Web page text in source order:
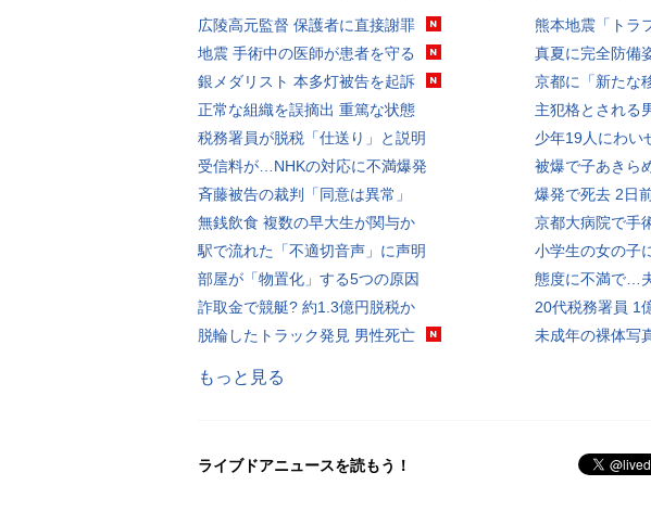
広陵高元監督 保護者に直接謝罪
地震 手術中の医師が患者を守る
銀メダリスト 本多灯被告を起訴
正常な組織を誤摘出 重篤な状態
税務署員が脱税「仕送り」と説明
受信料が…NHKの対応に不満爆発
斉藤被告の裁判「同意は異常」
無銭飲食 複数の早大生が関与か
駅で流れた「不適切音声」に声明
部屋が「物置化」する5つの原因
詐取金で競艇? 約1.3億円脱税か
脱輪したトラック発見 男性死亡
熊本地震「トラ
真夏に完全防備
京都に「新たな
主犯格とされる
少年19人にわい
被爆で子あきら
爆発で死去 2日
京都大病院で手
小学生の女の子
態度に不満で…
20代税務署員 1
未成年の裸体写
もっと見る
ライブドアニュースを読もう！